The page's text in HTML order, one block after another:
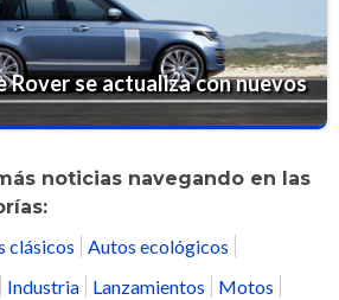
Rover se actualiza con nuevos
noticias navegando en las
clásicos
Autos ecológicos
Industria Lanzamientos
Motos